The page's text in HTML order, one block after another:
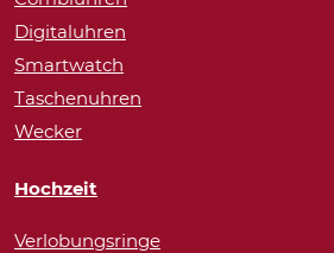
Digitaluhren
Smartwatch
Taschenuhren
Wecker
Hochzeit
Verlobungsringe